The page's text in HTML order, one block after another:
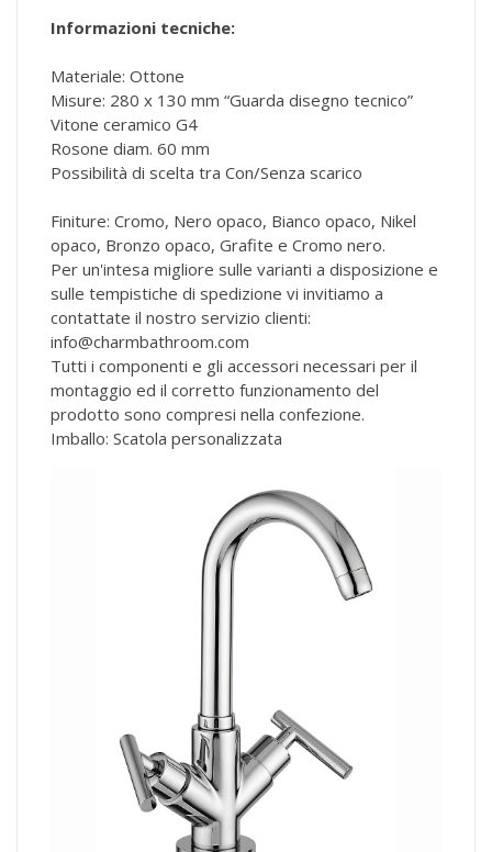
Informazioni tecniche:
Materiale: Ottone
Misure: 280 x 130 mm “Guarda disegno tecnico”
Vitone ceramico G4
Rosone diam. 60 mm
Possibilità di scelta tra Con/Senza scarico
Finiture: Cromo, Nero opaco, Bianco opaco, Nikel
opaco, Bronzo opaco, Grafite e Cromo nero.
Per un'intesa migliore sulle varianti a disposizione e
sulle tempistiche di spedizione vi invitiamo a
contattate il nostro servizio clienti:
info@charmbathroom.com
Tutti i componenti e gli accessori necessari per il
montaggio ed il corretto funzionamento del
prodotto sono compresi nella confezione.
Imballo: Scatola personalizzata